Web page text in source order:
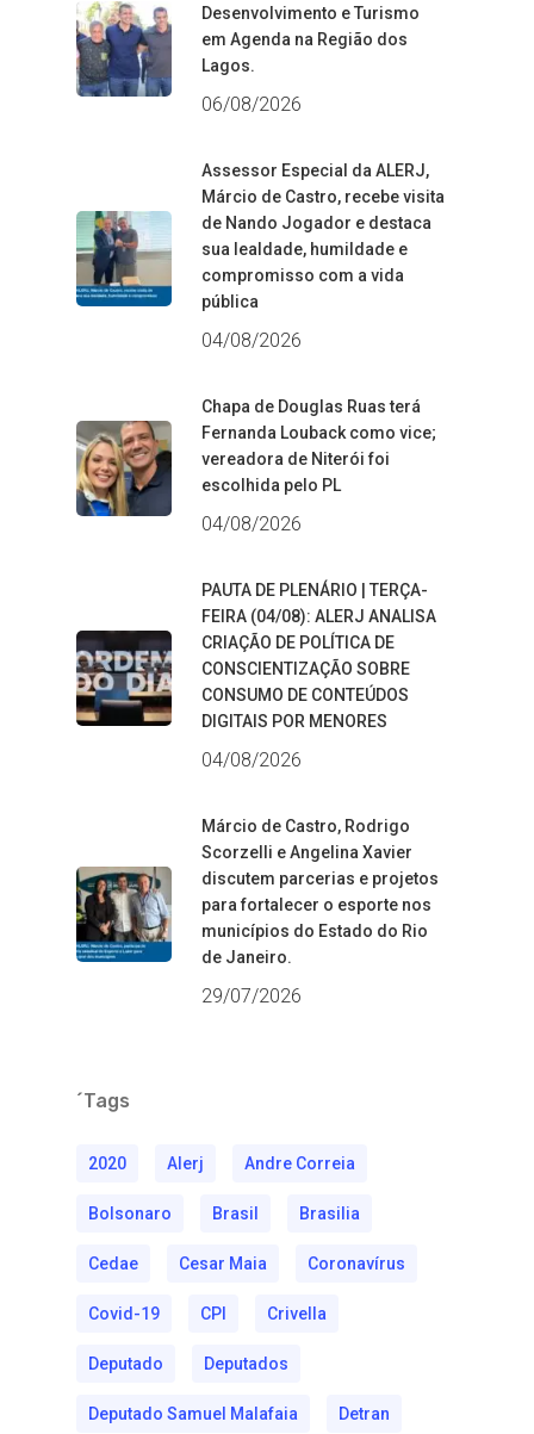
Desenvolvimento e Turismo
em Agenda na Região dos
Lagos.
06/08/2026
Assessor Especial da ALERJ,
Márcio de Castro, recebe visita
de Nando Jogador e destaca
sua lealdade, humildade e
compromisso com a vida
pública
04/08/2026
Chapa de Douglas Ruas terá
Fernanda Louback como vice;
vereadora de Niterói foi
escolhida pelo PL
04/08/2026
PAUTA DE PLENÁRIO | TERÇA-
FEIRA (04/08): ALERJ ANALISA
CRIAÇÃO DE POLÍTICA DE
CONSCIENTIZAÇÃO SOBRE
CONSUMO DE CONTEÚDOS
DIGITAIS POR MENORES
04/08/2026
Márcio de Castro, Rodrigo
Scorzelli e Angelina Xavier
discutem parcerias e projetos
para fortalecer o esporte nos
municípios do Estado do Rio
de Janeiro.
29/07/2026
´Tags
2020 Alerj Andre Correia
Bolsonaro Brasil Brasilia
Cedae Cesar Maia Coronavírus
Covid-19 CPI Crivella
Deputado Deputados
Deputado Samuel Malafaia Detran